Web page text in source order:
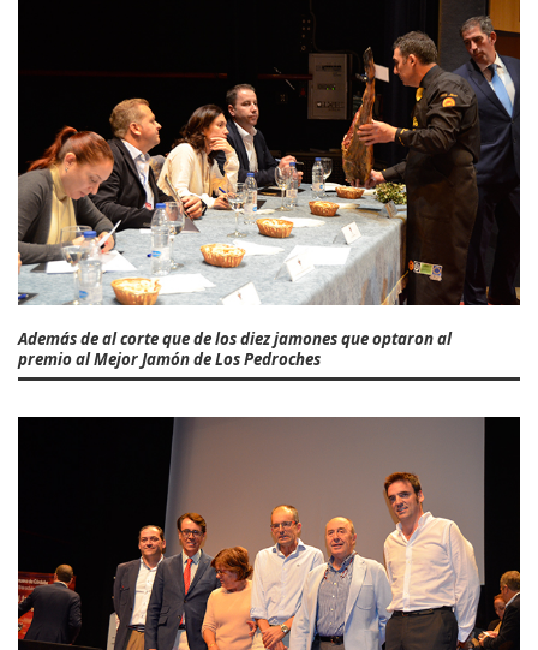
Además de al corte que de los diez jamones que optaron al
premio al Mejor Jamón de Los Pedroches